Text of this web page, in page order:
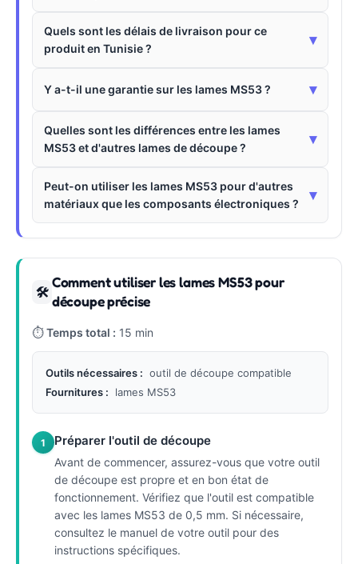
Quels sont les délais de livraison pour ce
produit en Tunisie ?
▾
Y a-t-il une garantie sur les lames MS53 ? ▾
Quelles sont les différences entre les lames
MS53 et d'autres lames de découpe ?
▾
Peut-on utiliser les lames MS53 pour d'autres
matériaux que les composants électroniques ?
▾
🛠
Comment utiliser les lames MS53 pour
découpe précise
⏱Temps total : 15 min
Outils nécessaires : outil de découpe compatible
Fournitures :
lames MS53
1 Préparer l'outil de découpe
Avant de commencer, assurez-vous que votre outil
de découpe est propre et en bon état de
fonctionnement. Vérifiez que l'outil est compatible
avec les lames MS53 de 0,5 mm. Si nécessaire,
consultez le manuel de votre outil pour des
instructions spécifiques.